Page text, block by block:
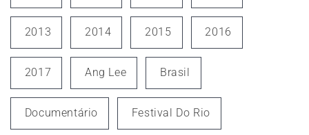
2013 2014 2015 2016
2017 Ang Lee Brasil
Documentário Festival Do Rio